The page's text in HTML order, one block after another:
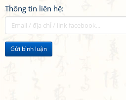
Thông tin liên hệ:
Gửi bình luận